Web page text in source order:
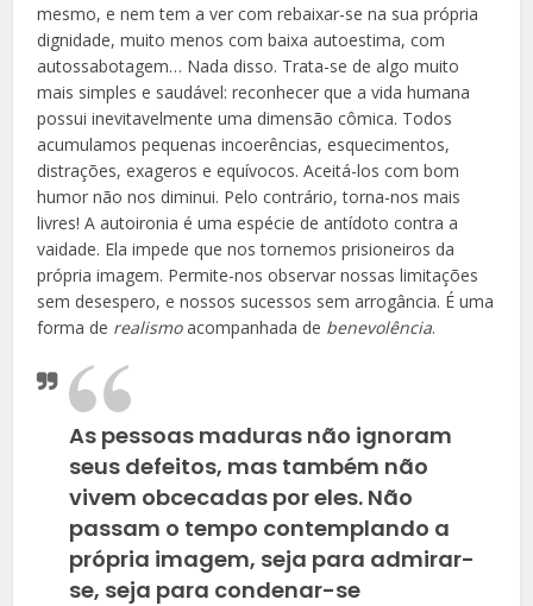
mesmo, e nem tem a ver com rebaixar-se na sua própria
dignidade, muito menos com baixa autoestima, com
autossabotagem… Nada disso. Trata-se de algo muito
mais simples e saudável: reconhecer que a vida humana
possui inevitavelmente uma dimensão cômica. Todos
acumulamos pequenas incoerências, esquecimentos,
distrações, exageros e equívocos. Aceitá-los com bom
humor não nos diminui. Pelo contrário, torna-nos mais
livres! A autoironia é uma espécie de antídoto contra a
vaidade. Ela impede que nos tornemos prisioneiros da
própria imagem. Permite-nos observar nossas limitações
sem desespero, e nossos sucessos sem arrogância. É uma
forma de realismoacompanhada de benevolência.
As pessoas maduras não ignoram
seus defeitos, mas também não
vivem obcecadas por eles. Não
passam o tempo contemplando a
própria imagem, seja para admirar-
se, seja para condenar-se